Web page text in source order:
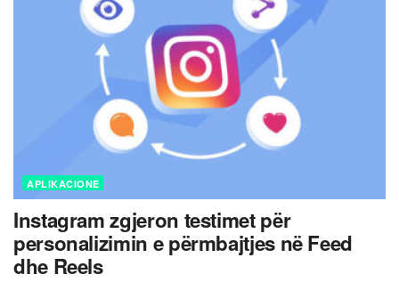
APLIKACIONE
Instagram zgjeron testimet për
personalizimin e përmbajtjes në Feed
dhe Reels